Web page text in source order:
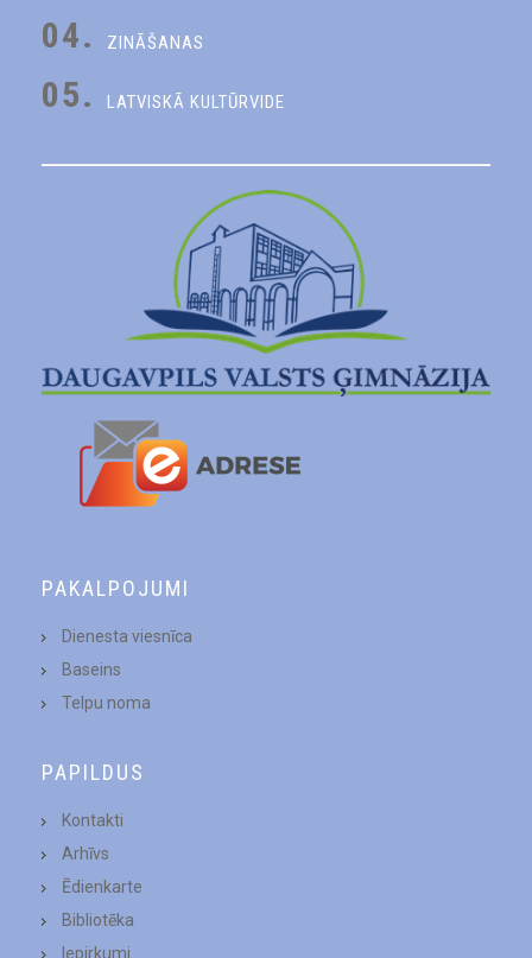
04. ZINĀŠANAS
05. LATVISKĀ KULTŪRVIDE
PAKALPOJUMI
Dienesta viesnīca
Baseins
Telpu noma
PAPILDUS
Kontakti
Arhīvs
Ēdienkarte
Bibliotēka
Iepirkumi